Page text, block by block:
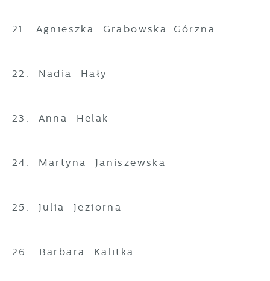
21. Agnieszka Grabowska-Górzna
22. Nadia Hały
23. Anna Helak
24. Martyna Janiszewska
25. Julia Jeziorna
26. Barbara Kalitka